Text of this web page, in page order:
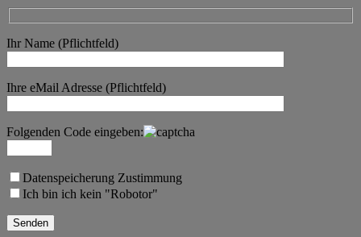
Ihr Name (Pflichtfeld)
Ihre eMail Adresse (Pflichtfeld)
Folgenden Code eingeben:
Datenspeicherung Zustimmung
Ich bin ich kein "Robotor"